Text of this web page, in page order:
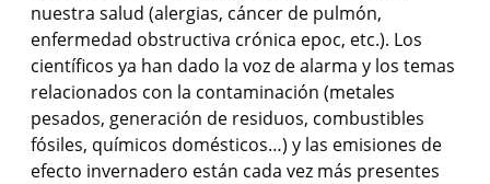
nuestra salud (alergias, cáncer de pulmón,
enfermedad obstructiva crónica epoc, etc.). Los
científicos ya han dado la voz de alarma y los temas
relacionados con la contaminación (metales
pesados, generación de residuos, combustibles
fósiles, químicos domésticos…) y las emisiones de
efecto invernadero están cada vez más presentes